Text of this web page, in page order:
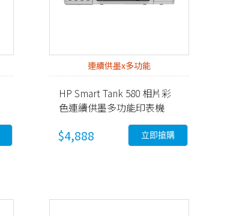
連續供墨x多功能
HP Smart Tank 580 相片彩
色連續供墨多功能印表機
$4,888 立即搶購